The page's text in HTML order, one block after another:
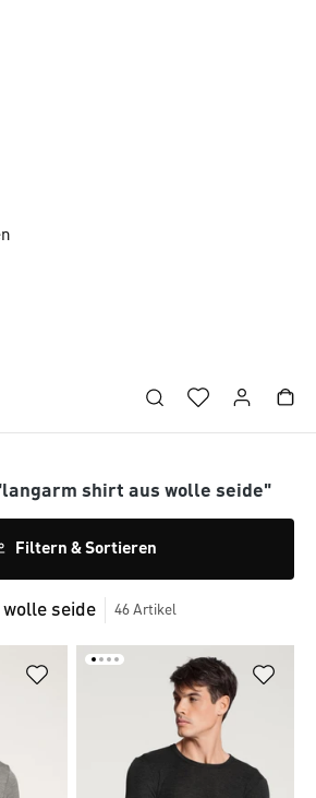
shirt aus wolle seide"
Filtern & Sortieren
seide 46 Artikel